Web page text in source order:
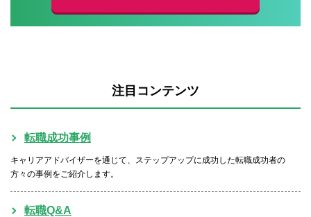
注目コンテンツ
転職成功事例
キャリアアドバイザーを通じて、ステップアップに成功した転職成功者の
方々の事例をご紹介します。
転職Q&A